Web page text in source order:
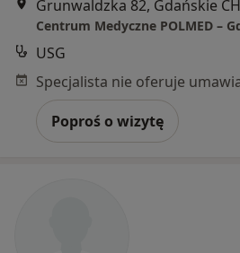
USG
Poproś o wizytę